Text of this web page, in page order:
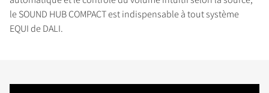
le SOUND HUB COMPACT est indispensable à tout système
EQUI de DALI.